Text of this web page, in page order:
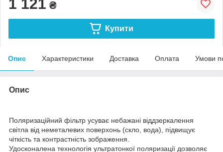
1 121 ₴
Купити
Опис Характеристики Доставка Оплата Умови
Опис
Поляризаційний фільтр усуває небажані віддзеркалення
світла від неметалевих поверхонь (скло, вода), підвищує
чіткість та контрастність зображення.
Удосконалена технологія ультратонкої поляризації дозволяє